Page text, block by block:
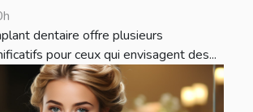
dentaire offre plusieurs
pour ceux qui envisagent des...